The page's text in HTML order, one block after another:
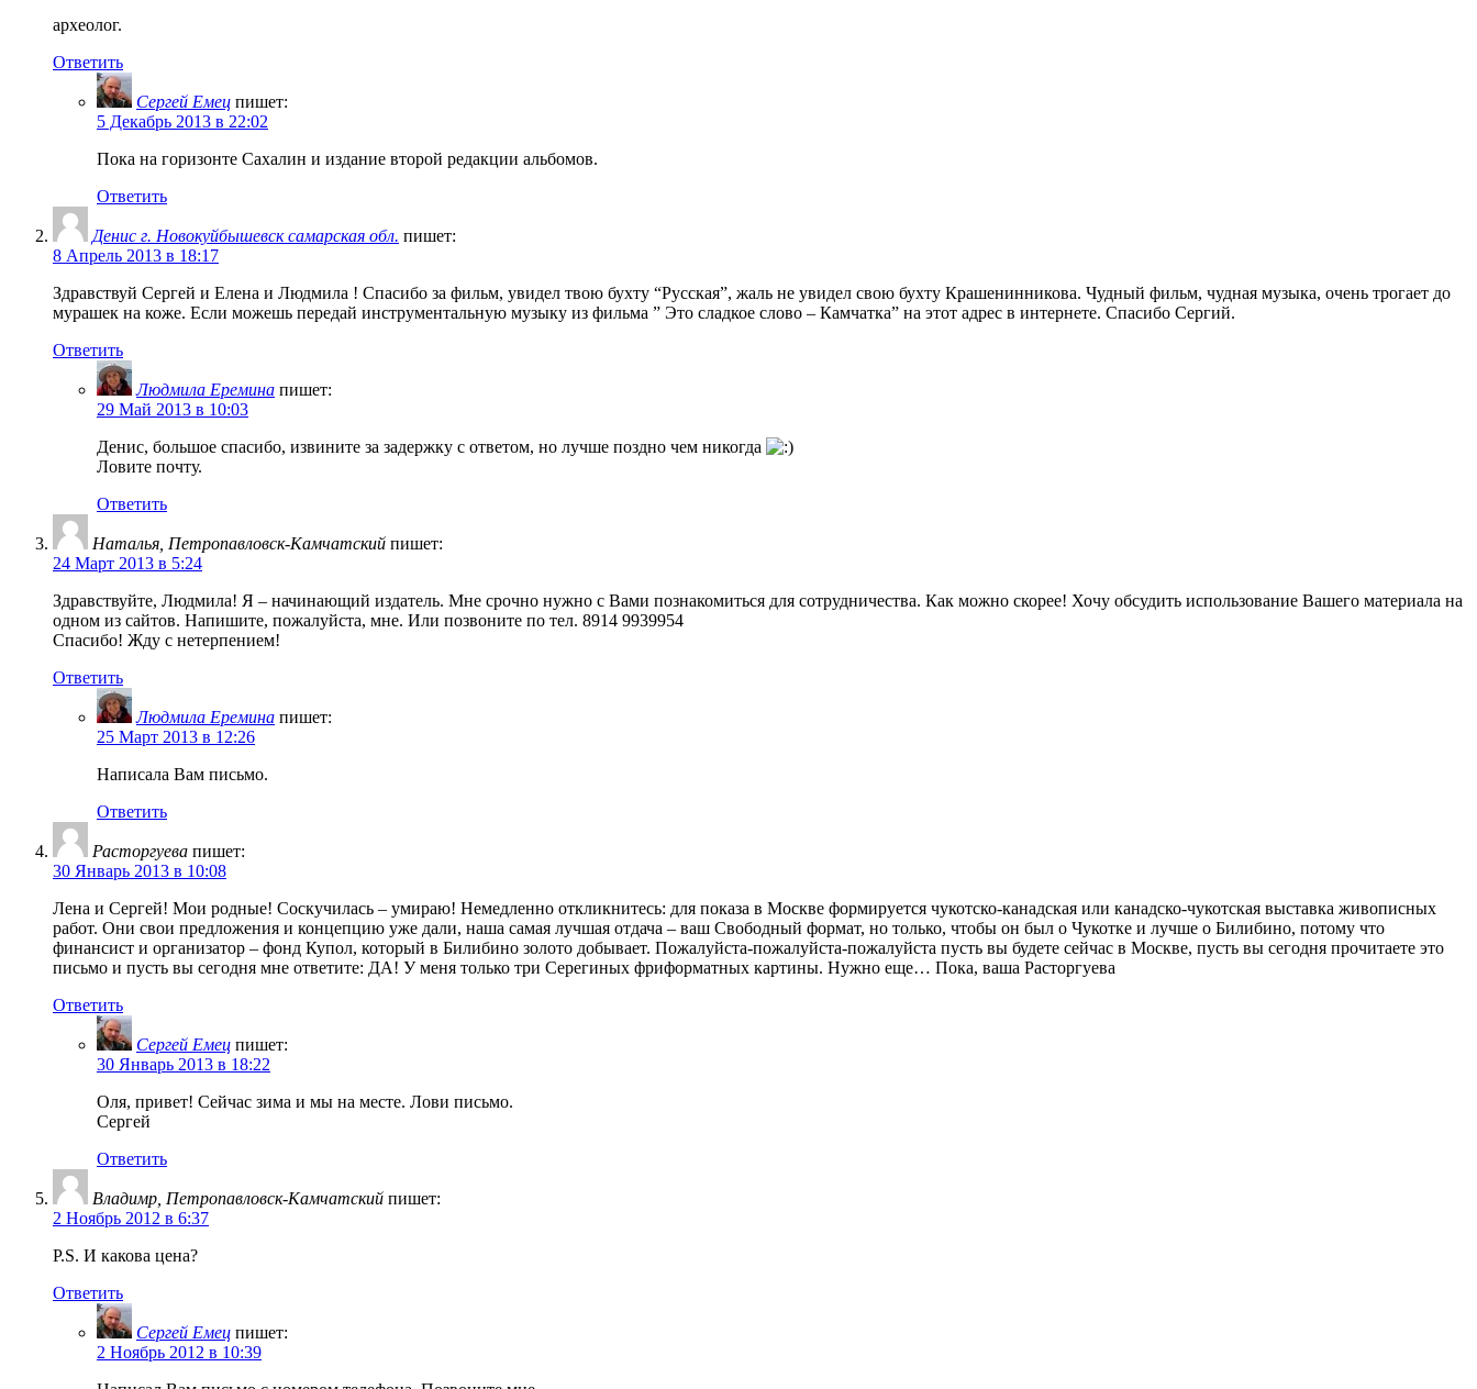
археолог.
Ответить
Сергей Емец пишет:
5 Декабрь 2013 в 22:02
Пока на горизонте Сахалин и издание второй редакции альбомов.
Ответить
Денис г. Новокуйбышевск самарская обл. пишет:
8 Апрель 2013 в 18:17
Здравствуй Сергей и Елена и Людмила ! Спасибо за фильм, увидел твою бухту “Русская”, жаль не увидел свою бухту Крашенинникова. Чудный фильм, чудная музыка, очень трогает до
мурашек на коже. Если можешь передай инструментальную музыку из фильма ” Это сладкое слово – Камчатка” на этот адрес в интернете. Спасибо Сергий.
Ответить
Людмила Еремина пишет:
29 Май 2013 в 10:03
Денис, большое спасибо, извините за задержку с ответом, но лучше поздно чем никогда
Ловите почту.
Ответить
Наталья, Петропавловск-Камчатский пишет:
24 Март 2013 в 5:24
Здравствуйте, Людмила! Я – начинающий издатель. Мне срочно нужно с Вами познакомиться для сотрудничества. Как можно скорее! Хочу обсудить использование Вашего материала на
одном из сайтов. Напишите, пожалуйста, мне. Или позвоните по тел. 8914 9939954
Спасибо! Жду с нетерпением!
Ответить
Людмила Еремина пишет:
25 Март 2013 в 12:26
Написала Вам письмо.
Ответить
Расторгуева пишет:
30 Январь 2013 в 10:08
Лена и Сергей! Мои родные! Соскучилась – умираю! Немедленно откликнитесь: для показа в Москве формируется чукотско-канадская или канадско-чукотская выставка живописных
работ. Они свои предложения и концепцию уже дали, наша самая лучшая отдача – ваш Свободный формат, но только, чтобы он был о Чукотке и лучше о Билибино, потому что
финансист и организатор – фонд Купол, который в Билибино золото добывает. Пожалуйста-пожалуйста-пожалуйста пусть вы будете сейчас в Москве, пусть вы сегодня прочитаете это
письмо и пусть вы сегодня мне ответите: ДА! У меня только три Серегиных фриформатных картины. Нужно еще… Пока, ваша Расторгуева
Ответить
Сергей Емец пишет:
30 Январь 2013 в 18:22
Оля, пpивет! Сейчас зима и мы на месте. Лови письмо.
Сергей
Ответить
Владимр, Петропавловск-Камчатский пишет:
2 Ноябрь 2012 в 6:37
P.S. И какова цена?
Ответить
Сергей Емец пишет:
2 Ноябрь 2012 в 10:39